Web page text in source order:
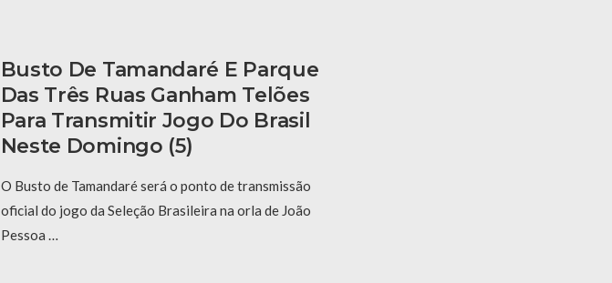
Busto De Tamandaré E Parque
Das Três Ruas Ganham Telões
Para Transmitir Jogo Do Brasil
Neste Domingo (5)
O Busto de Tamandaré será o ponto de transmissão
oficial do jogo da Seleção Brasileira na orla de João
Pessoa …